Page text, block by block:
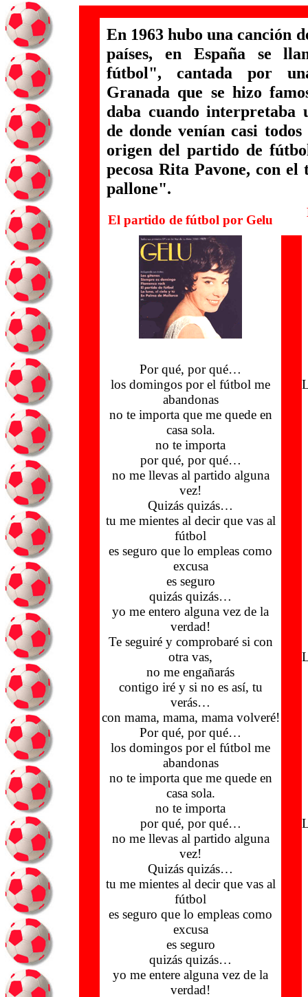
En 1963 hubo una canción
países, en España se
fútbol", cantada por
Granada que se hizo
daba cuando interpretaba
de donde venían casi
origen del partido de
pecosa Rita Pavone, con
pallone".
El partido de fútbol por Gelu
Por qué, por qué…
los domingos por el fútbol me
abandonas
no te importa que me quede en
casa sola.
no te importa
por qué, por qué…
no me llevas al partido alguna
vez!
Quizás quizás…
tu me mientes al decir que vas al
fútbol
es seguro que lo empleas como
excusa
es seguro
quizás quizás…
yo me entero alguna vez de la
verdad!
Te seguiré y comprobaré si con
otra vas,
no me engañarás
contigo iré y si no es así, tu
verás…
con mama, mama, mama volveré!
Por qué, por qué…
los domingos por el fútbol me
abandonas
no te importa que me quede en
casa sola.
no te importa
por qué, por qué…
no me llevas al partido alguna
vez!
Quizás quizás…
tu me mientes al decir que vas al
fútbol
es seguro que lo empleas como
excusa
es seguro
quizás quizás…
yo me entere alguna vez de la
verdad!